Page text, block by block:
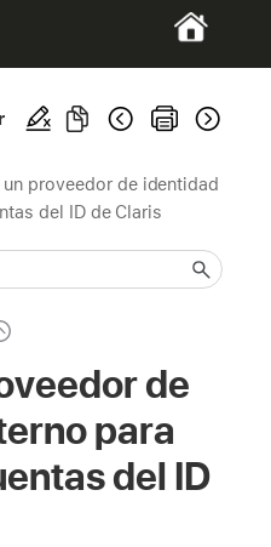
proveedor de identidad
del ID de Claris
de
para
del ID